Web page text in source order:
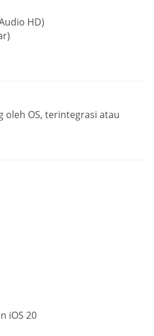
HD)
oleh OS, terintegrasi atau
iOS 20